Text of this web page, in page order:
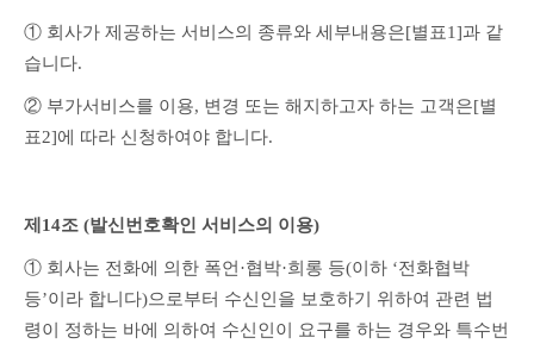
① 회사가 제공하는 서비스의 종류와 세부내용은[별표1]과 같
습니다.
② 부가서비스를 이용, 변경 또는 해지하고자 하는 고객은[별
표2]에 따라 신청하여야 합니다.
제14조 (발신번호확인 서비스의 이용)
① 회사는 전화에 의한 폭언·협박·희롱 등(이하 ‘전화협박
등’이라 합니다)으로부터 수신인을 보호하기 위하여 관련 법
령이 정하는 바에 의하여 수신인이 요구를 하는 경우와 특수번